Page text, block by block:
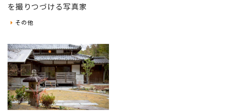
を撮りつづける写真家
その他